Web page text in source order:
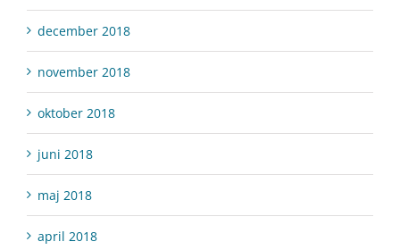
december 2018
november 2018
oktober 2018
juni 2018
maj 2018
april 2018